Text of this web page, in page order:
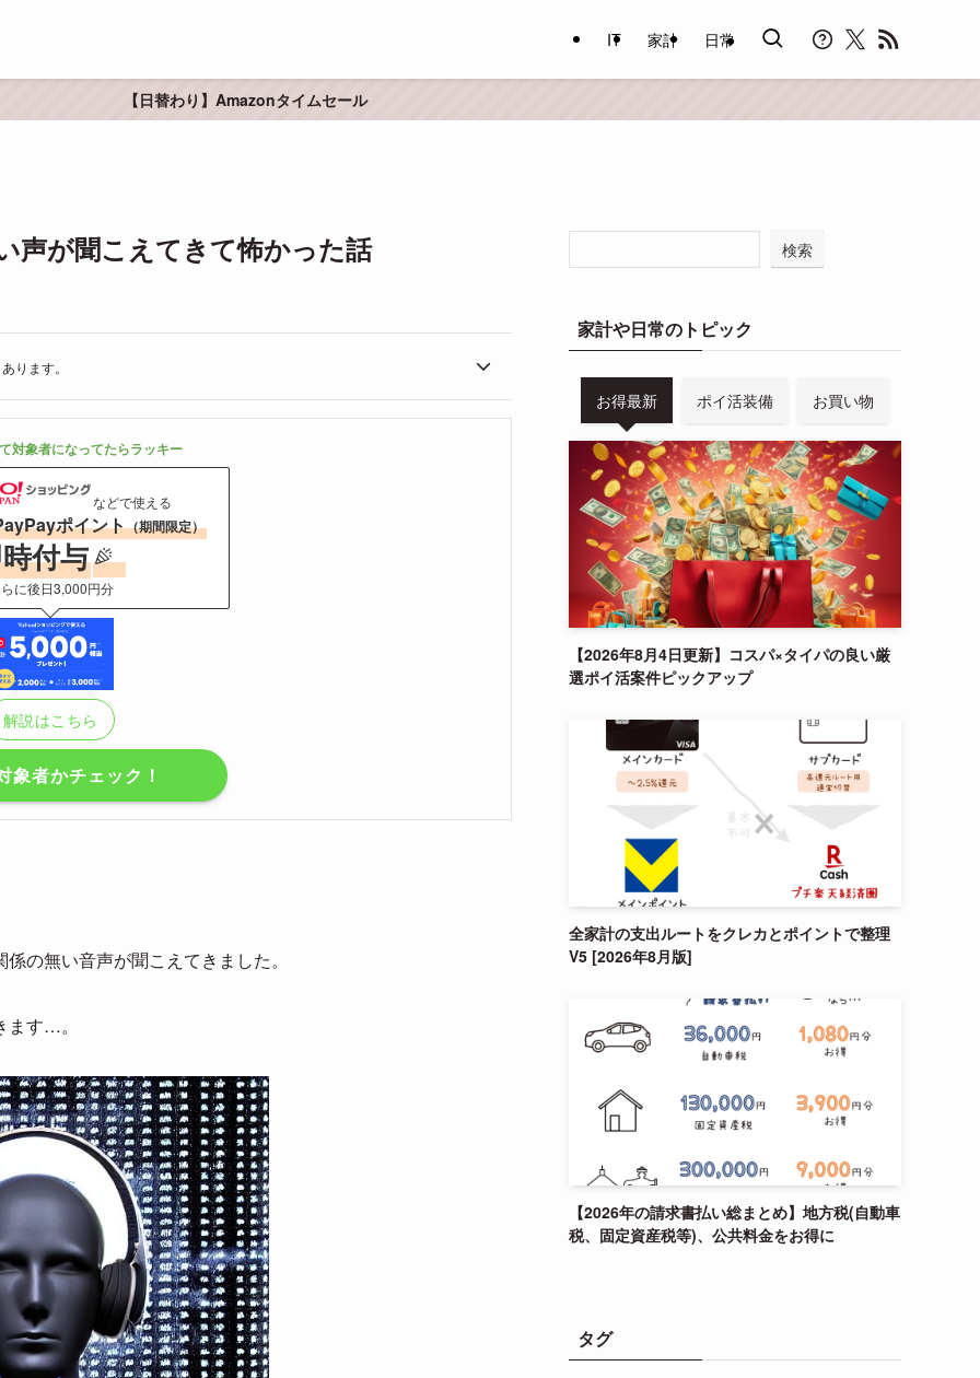
IT 家計 日常
【日替わり】Amazonタイムセール
声が聞こえてきて怖かった話
ります。
対象者になってたらラッキー
などで使える
ポイント（期間限定）
付与
に後日3,000円分
解説はこちら
象者かチェック！
の無い音声が聞こえてきました。
す…。
検索
家計や日常のトピック
お得最新 ポイ活装備 お買い物
【2026年8月4日更新】コスパ×タイパの良い厳
選ポイ活案件ピックアップ
全家計の支出ルートをクレカとポイントで整理
V5 [2026年8月版]
【2026年の請求書払い総まとめ】地方税(自動車
税、固定資産税等)、公共料金をお得に
タグ